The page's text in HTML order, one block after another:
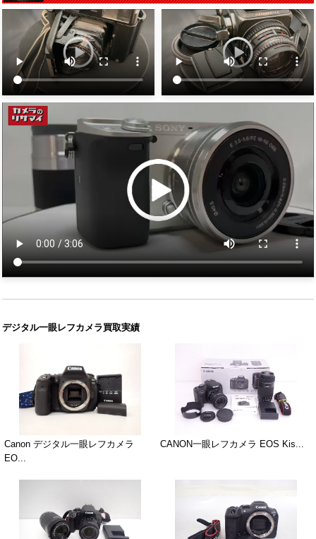
デジタル一眼レフカメラ買取実績
Canon デジタル一眼レフカメラ
EO...
CANON一眼レフカメラ EOS Kis...